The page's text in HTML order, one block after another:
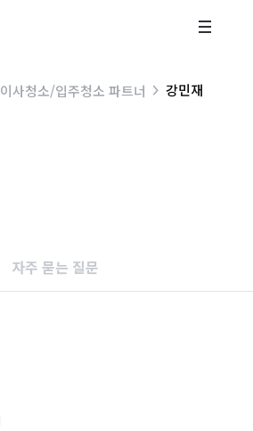
이사청소/입주청소 파트너 강민재
자주 묻는 질문